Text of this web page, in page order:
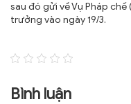
sau đó gửi về Vụ Pháp
trưởng vào ngày 19/3.
Bình luận